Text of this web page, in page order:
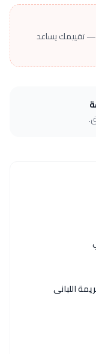
— تقييمك يساعد
اللبانى